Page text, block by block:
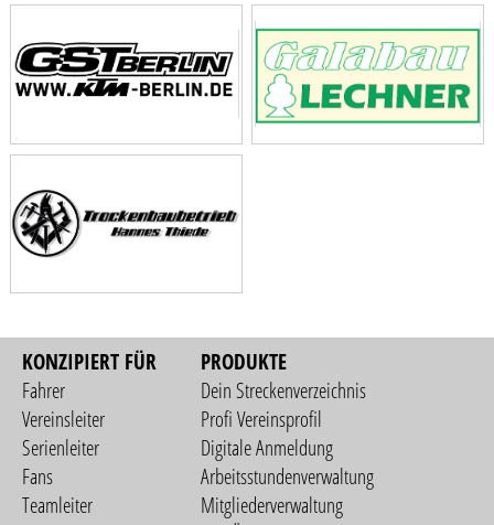
KONZIPIERT FÜR
Fahrer
Vereinsleiter
Serienleiter
Fans
Teamleiter
PRODUKTE
Dein Streckenverzeichnis
Profi Vereinsprofil
Digitale Anmeldung
Arbeitsstundenverwaltung
Mitgliederverwaltung